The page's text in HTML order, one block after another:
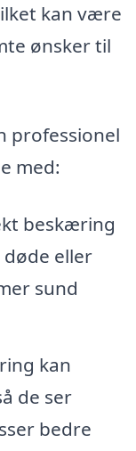
kan være
ønsker til
professionel
med:
beskæring
eller
sund
kan
de ser
bedre